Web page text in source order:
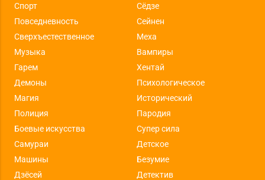
Спорт
Сёдзе
Повседневность
Сейнен
Сверхъестественное
Меха
Музыка
Вампиры
Гарем
Хентай
Демоны
Психологическое
Магия
Исторический
Полиция
Пародия
Боевые искусства
Супер сила
Самураи
Детское
Машины
Безумие
Дзёсей
Детектив